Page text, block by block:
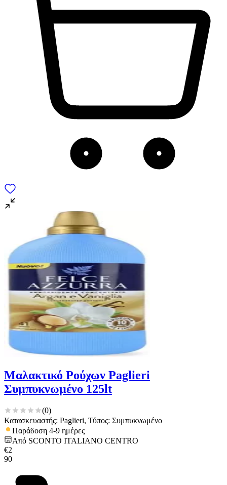
Μαλακτικό Ρούχων Paglieri
Συμπυκνωμένο 125lt
(0)
Κατασκευαστής: Paglieri, Τύπος: Συμπυκνωμένο
Παράδοση 4-9 ημέρες
Από SCONTO ITALIANO CENTRO
€2
90